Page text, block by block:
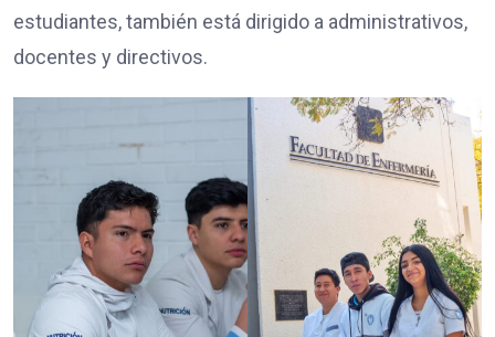
estudiantes, también está dirigido a administrativos,
docentes y directivos.